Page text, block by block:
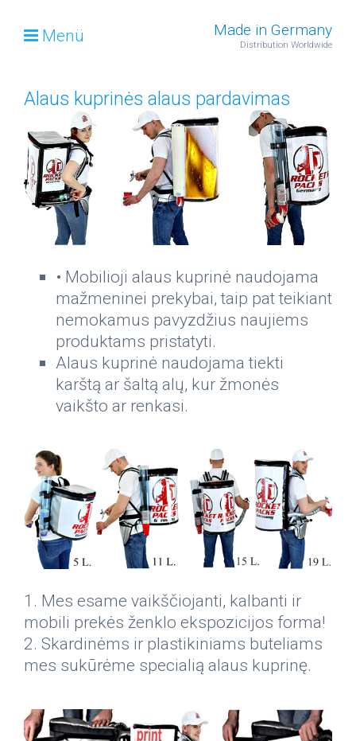
Made in Germany
Distribution Worldwide
Menü
Alaus kuprinės alaus pardavimas
• Mobilioji alaus kuprinė naudojama
mažmeninei prekybai, taip pat teikiant
nemokamus pavyzdžius naujiems
produktams pristatyti.
Alaus kuprinė naudojama tiekti
karštą ar šaltą alų, kur žmonės
vaikšto ar renkasi.
1. Mes esame vaikščiojanti, kalbanti ir
mobili prekės ženklo ekspozicijos forma!
2. Skardinėms ir plastikiniams buteliams
mes sukūrėme specialią alaus kuprinę.